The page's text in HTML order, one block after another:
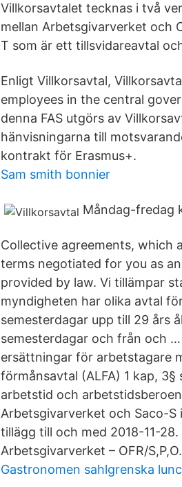
Villkorsavtalet tecknas i två
mellan Arbetsgivarverket och
T som är ett tillsvidareavtal
Enligt Villkorsavtal,
employees in the central
denna FAS utgörs av
hänvisningarna till
kontrakt för Erasmus+.
Sam smith bonnier
Måndag-fredag
Collective agreements, which
terms negotiated for you as
provided by law. Vi tillämpar
myndigheten har olika avtal
semesterdagar upp till 29 års
semesterdagar och från och
ersättningar för arbetstagare
förmånsavtal (ALFA) 1 kap,
arbetstid och
Arbetsgivarverket och Saco-
tillägg till och med 2018-11-
Arbetsgivarverket – OFR/S,P,O.
Gastronomen sahlgrenska